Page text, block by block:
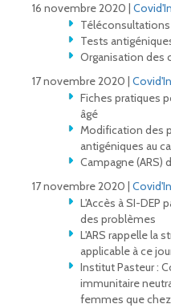
16 novembre 2020 |
Téléconsultations
Tests
Organisation des
17 novembre 2020 |
Fiches pratiques
âgé
Modification des
antigéniques au
Campagne
17 novembre 2020 |
L'Accès à SI-DEP
des problèmes
L'ARS rappelle la
applicable à ce
Institut Pasteur :
immunitaire
femmes que